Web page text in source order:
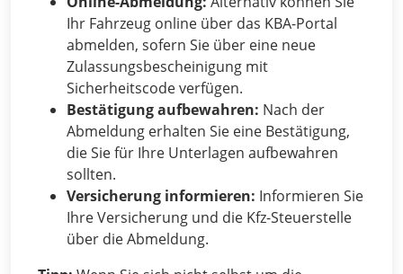
Ihr Fahrzeug online über das KBA-Portal
abmelden, sofern Sie über eine neue
Zulassungsbescheinigung mit
Sicherheitscode verfügen.
Bestätigung aufbewahren: Nach der
Abmeldung erhalten Sie eine Bestätigung,
die Sie für Ihre Unterlagen aufbewahren
sollten.
Versicherung informieren: Informieren Sie
Ihre Versicherung und die Kfz-Steuerstelle
über die Abmeldung.